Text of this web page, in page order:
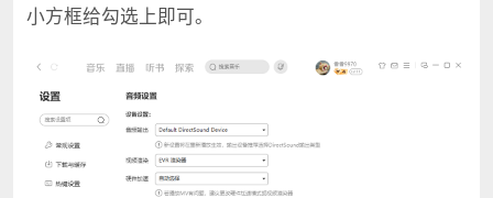
小方框给勾选上即可。